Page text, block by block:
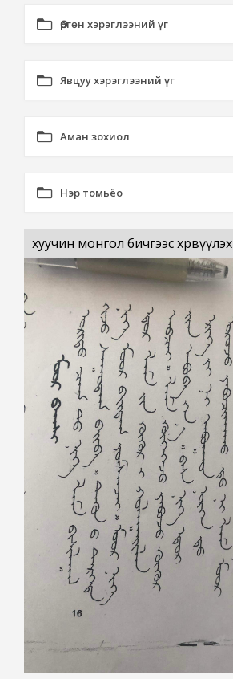
Өргөн хэрэглээний үг
Явцуу хэрэглээний үг
Аман зохиол
Нэр томьёо
хуучин монгол бичгээс хөрвүүлэх